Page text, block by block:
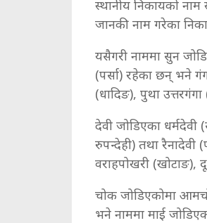
स्थानीय निकायको
जानकी नाम गरेका
यसैगरी नाममा सुन
(पर्सा) रहेका छन् भने
(धादिङ), पुथा
देवी जोडिएका
रुपन्देही) तथा
वराहपोखरी
चोक जोडिएकोमा
भने नाममा माई